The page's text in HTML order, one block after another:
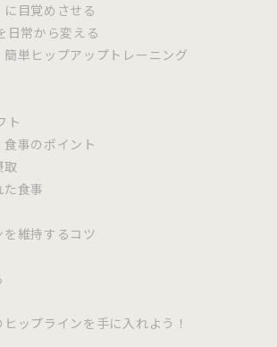
に目覚めさせる
日常から変える
簡単ヒップアップトレーニング
ト
事のポイント
取
食事
維持するコツ
ップラインを手に入れよう！